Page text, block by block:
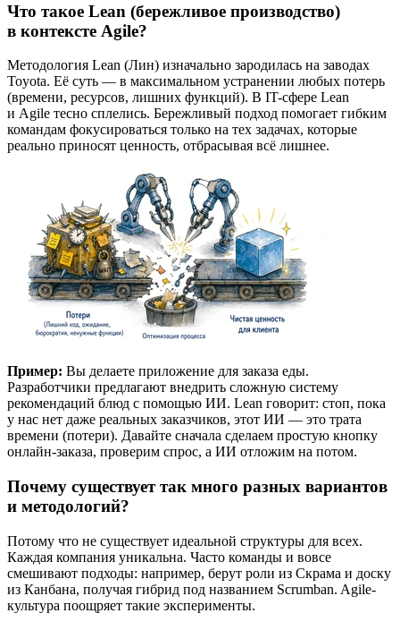
Что такое Lean (бережливое производство)
в контексте Agile?
Методология Lean (Лин) изначально зародилась на заводах
Toyota. Её суть — в максимальном устранении любых потерь
(времени, ресурсов, лишних функций). В IT-сфере Lean
и Agile тесно сплелись. Бережливый подход помогает гибким
командам фокусироваться только на тех задачах, которые
реально приносят ценность, отбрасывая всё лишнее.
Пример: Вы делаете приложение для заказа еды.
Разработчики предлагают внедрить сложную систему
рекомендаций блюд с помощью ИИ. Lean говорит: стоп, пока
у нас нет даже реальных заказчиков, этот ИИ — это трата
времени (потери). Давайте сначала сделаем простую кнопку
онлайн-заказа, проверим спрос, а ИИ отложим на потом.
Почему существует так много разных вариантов
и методологий?
Потому что не существует идеальной структуры для всех.
Каждая компания уникальна. Часто команды и вовсе
смешивают подходы: например, берут роли из Скрама и доску
из Канбана, получая гибрид под названием Scrumban. Agile-
культура поощряет такие эксперименты.